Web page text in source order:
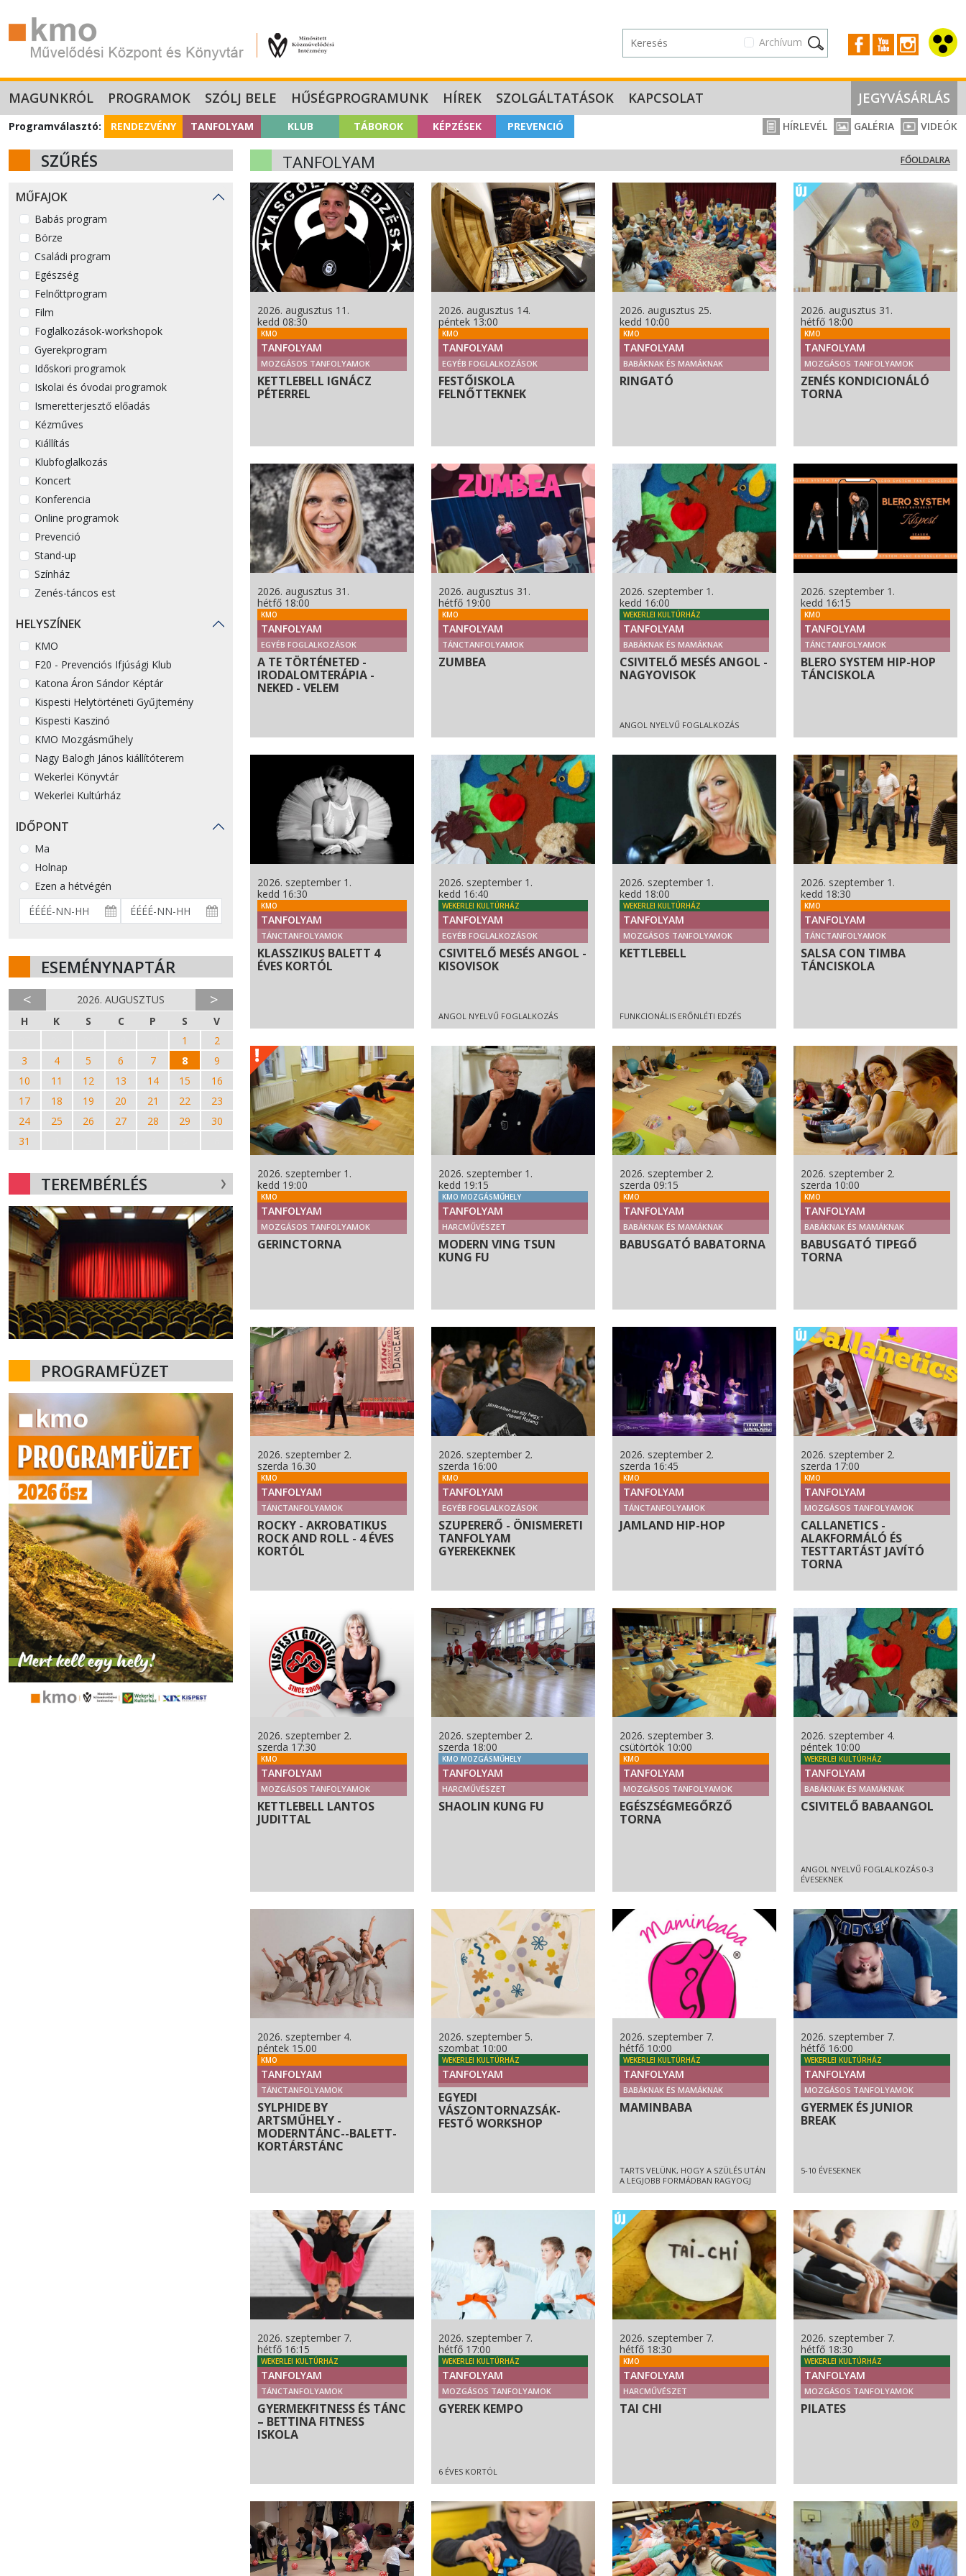
Archívum
MAGUNKRÓL PROGRAMOK SZÓLJ BELE HŰSÉGPROGRAMUNK HÍREK SZOLGÁLTATÁSOK KAPCSOLAT JEGYVÁSÁRLÁS
Programválasztó: RENDEZVÉNY TANFOLYAM KLUB TÁBOROK KÉPZÉSEK PREVENCIÓ HÍRLEVÉL GALÉRIA VIDEÓK
SZŰRÉS
MŰFAJOK
Babás program
Börze
Családi program
Egészség
Felnőttprogram
Film
Foglalkozások-workshopok
Gyerekprogram
Időskori programok
Iskolai és óvodai programok
Ismeretterjesztő előadás
Kézműves
Kiállítás
Klubfoglalkozás
Koncert
Konferencia
Online programok
Prevenció
Stand-up
Színház
Zenés-táncos est
HELYSZÍNEK
KMO
F20 - Prevenciós Ifjúsági Klub
Katona Áron Sándor Képtár
Kispesti Helytörténeti Gyűjtemény
Kispesti Kaszinó
KMO Mozgásműhely
Nagy Balogh János kiállítóterem
Wekerlei Könyvtár
Wekerlei Kultúrház
IDŐPONT
Ma
Holnap
Ezen a hétvégén
ESEMÉNYNAPTÁR
< 2026. AUGUSZTUS >
H K S C P S
V
1
2
3
4 5 6 7 8
9
10
11 12 13 14 15
16
17
18 19 20 21 22
23
24
25 26 27 28 29
30
31
TEREMBÉRLÉS
PROGRAMFÜZET
TANFOLYAM FŐOLDALRA
2026. augusztus 11.
kedd 08:30
KMO
TANFOLYAM
MOZGÁSOS TANFOLYAMOK
KETTLEBELL IGNÁCZ
PÉTERREL
2026. augusztus 14.
péntek 13:00
KMO
TANFOLYAM
EGYÉB FOGLALKOZÁSOK
FESTŐISKOLA
FELNŐTTEKNEK
2026. augusztus 25.
kedd 10:00
KMO
TANFOLYAM
BABÁKNAK ÉS MAMÁKNAK
RINGATÓ
2026. augusztus 31.
hétfő 18:00
KMO
TANFOLYAM
MOZGÁSOS TANFOLYAMOK
ZENÉS KONDICIONÁLÓ
TORNA
2026. augusztus 31.
hétfő 18:00
KMO
TANFOLYAM
EGYÉB FOGLALKOZÁSOK
A TE TÖRTÉNETED -
IRODALOMTERÁPIA -
NEKED - VELEM
2026. augusztus 31.
hétfő 19:00
KMO
TANFOLYAM
TÁNCTANFOLYAMOK
ZUMBEA
2026. szeptember 1.
kedd 16:00
WEKERLEI KULTÚRHÁZ
TANFOLYAM
BABÁKNAK ÉS MAMÁKNAK
CSIVITELŐ MESÉS ANGOL -
NAGYOVISOK
ANGOL NYELVŰ FOGLALKOZÁS
2026. szeptember 1.
kedd 16:15
KMO
TANFOLYAM
TÁNCTANFOLYAMOK
BLERO SYSTEM HIP-HOP
TÁNCISKOLA
2026. szeptember 1.
kedd 16:30
KMO
TANFOLYAM
TÁNCTANFOLYAMOK
KLASSZIKUS BALETT 4
ÉVES KORTÓL
2026. szeptember 1.
kedd 16:40
WEKERLEI KULTÚRHÁZ
TANFOLYAM
EGYÉB FOGLALKOZÁSOK
CSIVITELŐ MESÉS ANGOL -
KISOVISOK
ANGOL NYELVŰ FOGLALKOZÁS
2026. szeptember 1.
kedd 18:00
WEKERLEI KULTÚRHÁZ
TANFOLYAM
MOZGÁSOS TANFOLYAMOK
KETTLEBELL
FUNKCIONÁLIS ERŐNLÉTI EDZÉS
2026. szeptember 1.
kedd 18:30
KMO
TANFOLYAM
TÁNCTANFOLYAMOK
SALSA CON TIMBA
TÁNCISKOLA
2026. szeptember 1.
kedd 19:00
KMO
TANFOLYAM
MOZGÁSOS TANFOLYAMOK
GERINCTORNA
2026. szeptember 1.
kedd 19:15
KMO MOZGÁSMŰHELY
TANFOLYAM
HARCMŰVÉSZET
MODERN VING TSUN
KUNG FU
2026. szeptember 2.
szerda 09:15
KMO
TANFOLYAM
BABÁKNAK ÉS MAMÁKNAK
BABUSGATÓ BABATORNA
2026. szeptember 2.
szerda 10:00
KMO
TANFOLYAM
BABÁKNAK ÉS MAMÁKNAK
BABUSGATÓ TIPEGŐ
TORNA
2026. szeptember 2.
szerda 16.30
KMO
TANFOLYAM
TÁNCTANFOLYAMOK
ROCKY - AKROBATIKUS
ROCK AND ROLL - 4 ÉVES
KORTÓL
2026. szeptember 2.
szerda 16:00
KMO
TANFOLYAM
EGYÉB FOGLALKOZÁSOK
SZUPERERŐ - ÖNISMERETI
TANFOLYAM
GYEREKEKNEK
2026. szeptember 2.
szerda 16:45
KMO
TANFOLYAM
TÁNCTANFOLYAMOK
JAMLAND HIP-HOP
2026. szeptember 2.
szerda 17:00
KMO
TANFOLYAM
MOZGÁSOS TANFOLYAMOK
CALLANETICS -
ALAKFORMÁLÓ ÉS
TESTTARTÁST JAVÍTÓ
TORNA
2026. szeptember 2.
szerda 17:30
KMO
TANFOLYAM
MOZGÁSOS TANFOLYAMOK
KETTLEBELL LANTOS
JUDITTAL
2026. szeptember 2.
szerda 18:00
KMO MOZGÁSMŰHELY
TANFOLYAM
HARCMŰVÉSZET
SHAOLIN KUNG FU
2026. szeptember 3.
csütörtök 10:00
KMO
TANFOLYAM
MOZGÁSOS TANFOLYAMOK
EGÉSZSÉGMEGŐRZŐ
TORNA
2026. szeptember 4.
péntek 10:00
WEKERLEI KULTÚRHÁZ
TANFOLYAM
BABÁKNAK ÉS MAMÁKNAK
CSIVITELŐ BABAANGOL
ANGOL NYELVŰ FOGLALKOZÁS 0-3
ÉVESEKNEK
2026. szeptember 4.
péntek 15.00
KMO
TANFOLYAM
TÁNCTANFOLYAMOK
SYLPHIDE BY
ARTSMŰHELY -
MODERNTÁNC--BALETT-
KORTÁRSTÁNC
2026. szeptember 5.
szombat 10:00
WEKERLEI KULTÚRHÁZ
TANFOLYAM
EGYEDI
VÁSZONTORNAZSÁK-
FESTŐ WORKSHOP
2026. szeptember 7.
hétfő 10:00
WEKERLEI KULTÚRHÁZ
TANFOLYAM
BABÁKNAK ÉS MAMÁKNAK
MAMINBABA
TARTS VELÜNK, HOGY A SZÜLÉS UTÁN
A LEGJOBB FORMÁDBAN RAGYOGJ
2026. szeptember 7.
hétfő 16:00
WEKERLEI KULTÚRHÁZ
TANFOLYAM
MOZGÁSOS TANFOLYAMOK
GYERMEK ÉS JUNIOR
BREAK
5-10 ÉVESEKNEK
2026. szeptember 7.
hétfő 16:15
WEKERLEI KULTÚRHÁZ
TANFOLYAM
TÁNCTANFOLYAMOK
GYERMEKFITNESS ÉS TÁNC
– BETTINA FITNESS
ISKOLA
2026. szeptember 7.
hétfő 17:00
WEKERLEI KULTÚRHÁZ
TANFOLYAM
MOZGÁSOS TANFOLYAMOK
GYEREK KEMPO
6 ÉVES KORTÓL
2026. szeptember 7.
hétfő 18:30
KMO
TANFOLYAM
HARCMŰVÉSZET
TAI CHI
2026. szeptember 7.
hétfő 18:30
WEKERLEI KULTÚRHÁZ
TANFOLYAM
MOZGÁSOS TANFOLYAMOK
PILATES